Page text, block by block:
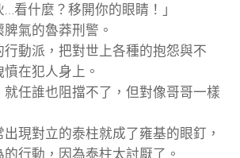
…看什麼？移開你的眼睛！」
氣的魯莽刑警。
行動派，把對世上各種的抱怨與不
在犯人身上。
任誰也阻擋不了，但對像哥哥一樣
現對立的泰柱就成了雍基的眼釘，
行動，因為泰柱太討厭了。